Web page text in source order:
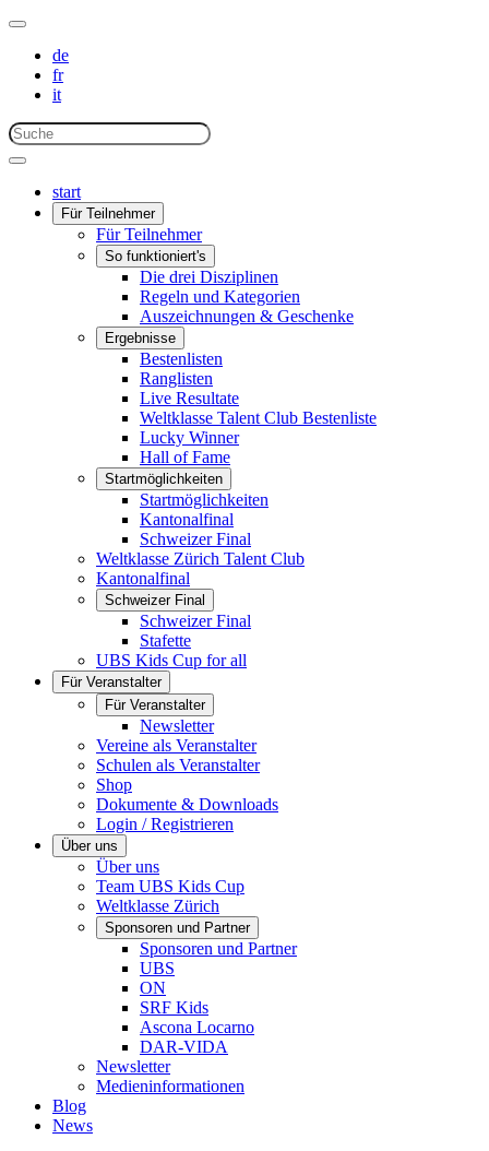
de
fr
it
start
Für Teilnehmer
Für Teilnehmer
So funktioniert's
Die drei Disziplinen
Regeln und Kategorien
Auszeichnungen & Geschenke
Ergebnisse
Bestenlisten
Ranglisten
Live Resultate
Weltklasse Talent Club Bestenliste
Lucky Winner
Hall of Fame
Startmöglichkeiten
Startmöglichkeiten
Kantonalfinal
Schweizer Final
Weltklasse Zürich Talent Club
Kantonalfinal
Schweizer Final
Schweizer Final
Stafette
UBS Kids Cup for all
Für Veranstalter
Für Veranstalter
Newsletter
Vereine als Veranstalter
Schulen als Veranstalter
Shop
Dokumente & Downloads
Login / Registrieren
Über uns
Über uns
Team UBS Kids Cup
Weltklasse Zürich
Sponsoren und Partner
Sponsoren und Partner
UBS
ON
SRF Kids
Ascona ​Locarno
DAR-VIDA
Newsletter
Medieninformationen
Blog
News